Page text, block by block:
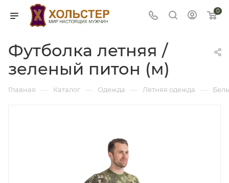
0
Футболка летняя /
зеленый питон (м)
Главная — Каталог — Одежда — Летняя одежда —